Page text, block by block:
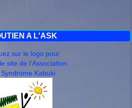
A L'ASK
sur le logo pour
site de l'Association
Kabuki